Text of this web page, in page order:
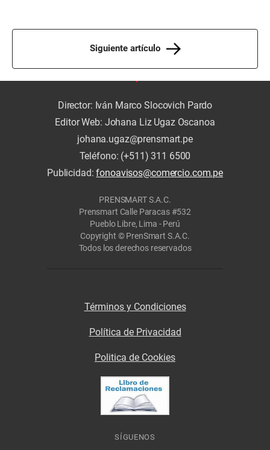
Siguiente artículo
Director: Iván Marco Slocovich Pardo
Editor Web: Johana Liz Ugaz Oscanoa
johana.ugaz@prensmart.pe
Teléfono: (+511) 311 6500
Publicidad:fonoavisos@comercio.com.pe
PRENSMART S.A.C.
Prensmart Calle Paracas #532
Pueblo Libre, Lima - Perú
Copyright © PrenSmart S.A.C.
Todos los derechos reservados
Términos y Condiciones
Política de Privacidad
Politica de Cookies
SÍGUENOS